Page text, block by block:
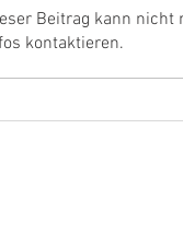
und
Beitrag kann
kontaktieren.